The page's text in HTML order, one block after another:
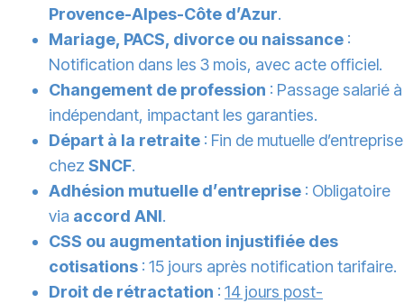
Provence-Alpes-Côte d’Azur.
Mariage, PACS, divorce ou naissance :
Notification dans les 3 mois, avec acte officiel.
Changement de profession : Passage salarié à
indépendant, impactant les garanties.
Départ à la retraite : Fin de mutuelle d’entreprise
chez SNCF.
Adhésion mutuelle d’entreprise : Obligatoire
via accord ANI.
CSS ou augmentation injustifiée des
cotisations : 15 jours après notification tarifaire.
Droit de rétractation : 14 jours post-